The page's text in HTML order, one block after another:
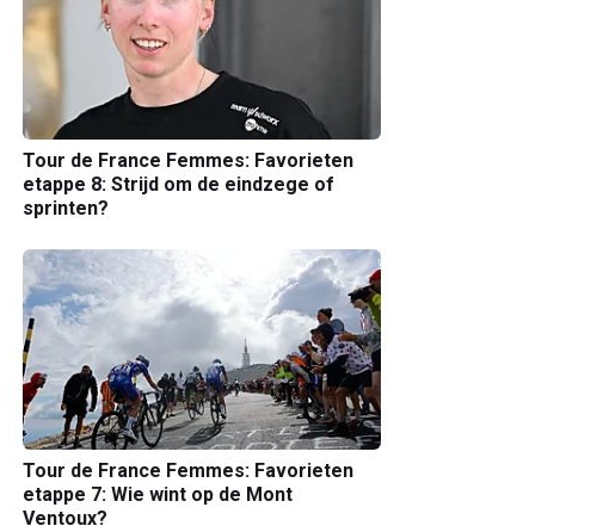
Tour de France Femmes: Favorieten
etappe 8: Strijd om de eindzege of
sprinten?
Tour de France Femmes: Favorieten
etappe 7: Wie wint op de Mont
Ventoux?